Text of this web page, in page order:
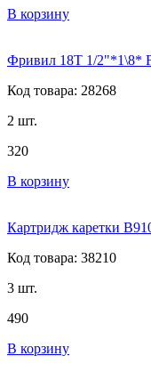
В корзину
Фривил 18T 1/2"*1\8*
Код товара: 28268
2 шт.
320
В корзину
Картридж каретки
Код товара: 38210
3 шт.
490
В корзину